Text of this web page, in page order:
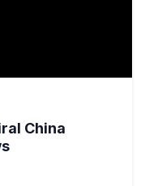
China